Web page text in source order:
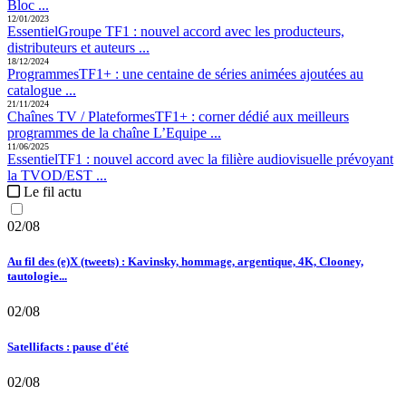
Bloc ...
12/01/2023
EssentielGroupe TF1 : nouvel accord avec les producteurs,
distributeurs et auteurs ...
18/12/2024
ProgrammesTF1+ : une centaine de séries animées ajoutées au
catalogue ...
21/11/2024
Chaînes TV / PlateformesTF1+ : corner dédié aux meilleurs
programmes de la chaîne L’Equipe ...
11/06/2025
EssentielTF1 : nouvel accord avec la filière audiovisuelle prévoyant
la TVOD/EST ...
Le fil actu
02/08
Au fil des (e)X (tweets) : Kavinsky, hommage, argentique, 4K, Clooney,
tautologie...
02/08
Satellifacts : pause d'été
02/08